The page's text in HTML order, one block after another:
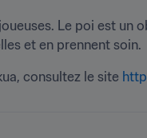
Le poi est un
et en prennent soin.
consultez le site